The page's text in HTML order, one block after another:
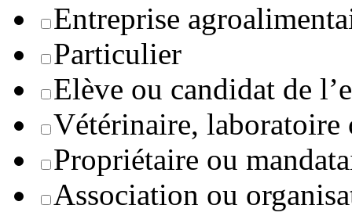
Entreprise
Particulier
Elève ou candidat de
Vétérinaire, laboratoire
Propriétaire ou
Association ou